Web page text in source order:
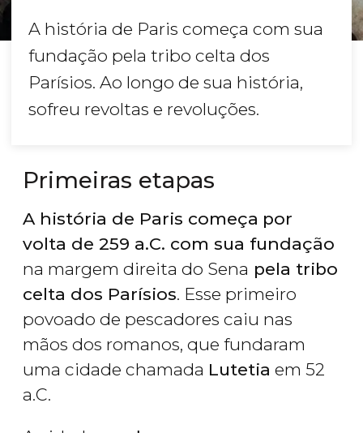
A história de Paris começa com sua
fundação pela tribo celta dos
Parísios. Ao longo de sua história,
sofreu revoltas e revoluções.
Primeiras etapas
A história de Paris começa por
volta de 259 a.C. com sua fundação
na margem direita do Sena pela tribo
celta dos Parísios. Esse primeiro
povoado de pescadores caiu nas
mãos dos romanos, que fundaram
uma cidade chamada Lutetia em 52
a.C.